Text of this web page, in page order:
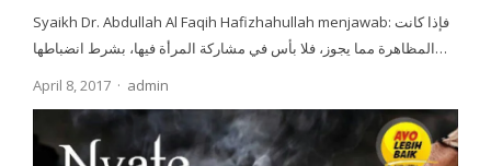
Syaikh Dr. Abdullah Al Faqih Hafizhahullah menjawab: فإذا كانت
المظاهرة مما يجوز، فلا بأس في مشاركة المرأة فيها، بشرط انضباطها…
April 8, 2017
Author
admin